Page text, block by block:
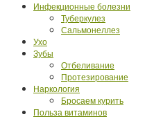
Инфекционные болезни
Туберкулез
Сальмонеллез
Ухо
Зубы
Отбеливание
Протезирование
Наркология
Бросаем курить
Польза витаминов